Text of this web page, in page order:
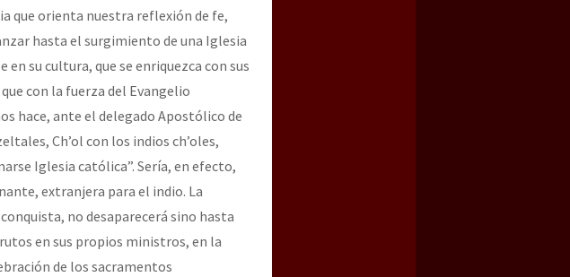
que orienta nuestra reflexión de fe,
hasta el surgimiento de una Iglesia
su cultura, que se enriquezca con sus
con la fuerza del Evangelio
hace, ante el delegado Apostólico de
Ch’ol con los indios ch’oles,
Iglesia católica”. Sería, en efecto,
extranjera para el indio. La
no desaparecerá sino hasta
en sus propios ministros, en la
de los sacramentos